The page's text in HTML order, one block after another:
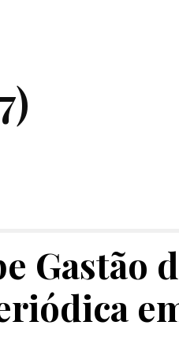
Gastão